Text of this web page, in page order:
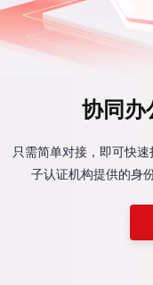
协同办
只需简单对接，即可快
子认证机构提供的身